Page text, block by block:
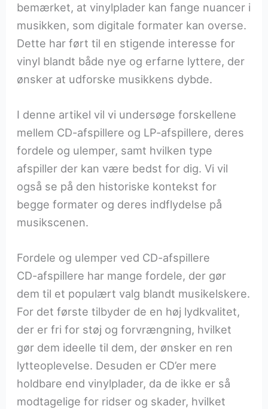
bemærket, at vinylplader kan fange nuancer i
musikken, som digitale formater kan overse.
Dette har ført til en stigende interesse for
vinyl blandt både nye og erfarne lyttere, der
ønsker at udforske musikkens dybde.
I denne artikel vil vi undersøge forskellene
mellem CD-afspillere og LP-afspillere, deres
fordele og ulemper, samt hvilken type
afspiller der kan være bedst for dig. Vi vil
også se på den historiske kontekst for
begge formater og deres indflydelse på
musikscenen.
Fordele og ulemper ved CD-afspillere
CD-afspillere har mange fordele, der gør
dem til et populært valg blandt musikelskere.
For det første tilbyder de en høj lydkvalitet,
der er fri for støj og forvrængning, hvilket
gør dem ideelle til dem, der ønsker en ren
lytteoplevelse. Desuden er CD’er mere
holdbare end vinylplader, da de ikke er så
modtagelige for ridser og skader, hvilket